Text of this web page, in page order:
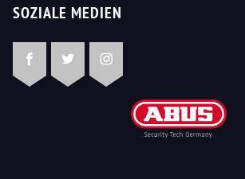
SOZIALE MEDIEN
FacebookTwitterInstagram